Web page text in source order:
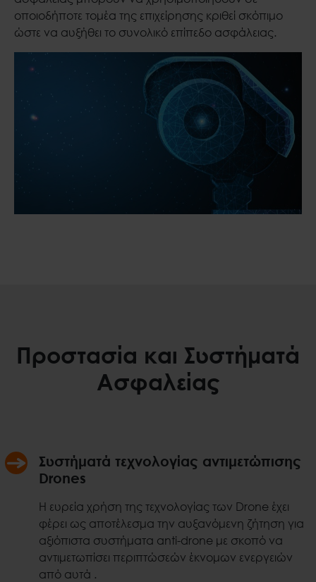
οποιοδήποτε τομέα της επιχείρησης κριθεί σκόπιμο
ώστε να αυξήθει το συνολικό επίπεδο ασφάλειας.
Προστασία και Συστήματά
Ασφαλείας
Συστήματά τεχνολογίας αντιμετώπισης
Drones
Η ευρεία χρήση της τεχνολογίας των Drone έχει
φέρει ως αποτέλεσμα την αυξανόμενη ζήτηση για
αξιόπιστα συστήματα anti-drone με σκοπό να
αντιμετωπίσει περιπτώσεών έκνομων ενεργειών
από αυτά .